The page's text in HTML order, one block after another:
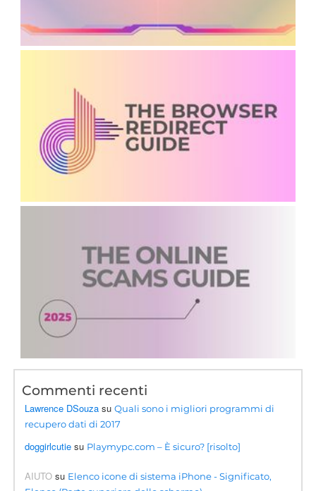
Commenti recenti
Lawrence DSouza suQuali sono i migliori programmi di
recupero dati di 2017
doggirlcutie su Playmypc.com – È sicuro? [risolto]
AIUTO su Elenco icone di sistema iPhone - Significato,